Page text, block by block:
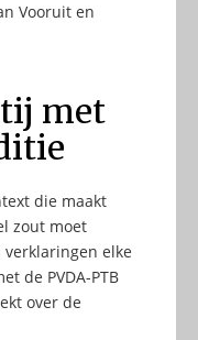
Vooruit en
met
die maakt
zout moet
elke
de PVDA-PTB
over de